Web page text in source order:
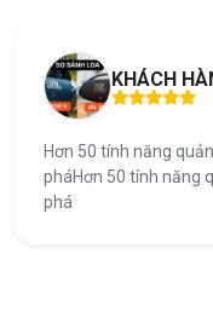
KHÁCH
Hơn 50 tính năng
pháHơn 50 tính năng
phá